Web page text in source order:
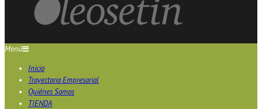
Menú
Inicio
Trayectoria Empresarial
Quiénes Somos
TIENDA